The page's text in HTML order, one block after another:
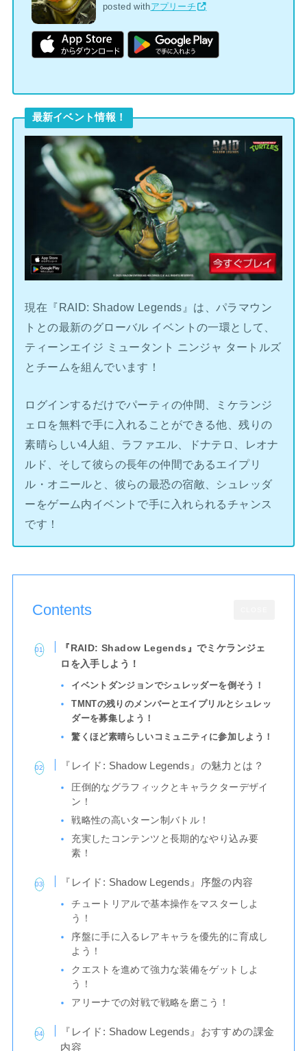
posted withアプリーチ
最新イベント情報！
現在『RAID: Shadow Legends』は、パラマウン
トとの最新のグローバル イベントの一環として、
ティーンエイジ ミュータント ニンジャ タートルズ
とチームを組んでいます！
ログインするだけでパーティの仲間、ミケランジ
ェロを無料で手に入れることができる他、残りの
素晴らしい4人組、ラファエル、ドナテロ、レオナ
ルド、そして彼らの長年の仲間であるエイプリ
ル・オニールと、彼らの最恐の宿敵、シュレッダ
ーをゲーム内イベントで手に入れられるチャンス
です！
Contents
『RAID: Shadow Legends』でミケランジェ
ロを入手しよう！
イベントダンジョンでシュレッダーを倒そう！
TMNTの残りのメンバーとエイプリルとシュレッ
ダーを募集しよう！
驚くほど素晴らしいコミュニティに参加しよう！
『レイド: Shadow Legends』の魅力とは？
圧倒的なグラフィックとキャラクターデザイ
ン！
戦略性の高いターン制バトル！
充実したコンテンツと長期的なやり込み要
素！
『レイド: Shadow Legends』序盤の内容
チュートリアルで基本操作をマスターしよ
う！
序盤に手に入るレアキャラを優先的に育成し
よう！
クエストを進めて強力な装備をゲットしよ
う！
アリーナでの対戦で戦略を磨こう！
『レイド: Shadow Legends』おすすめの課金
内容